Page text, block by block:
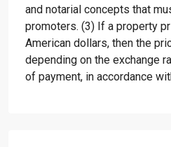
and notarial concepts that
promoters. (3) If a property
American dollars, then the
depending on the exchange
of payment, in accordance